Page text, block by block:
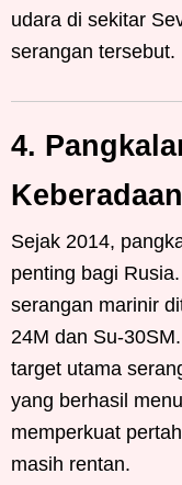
udara di sekitar
serangan tersebut.
4.
Sejak 2014,
penting bagi
serangan marinir
24M dan Su-
target utama
yang berhasil
memperkuat
masih rentan.